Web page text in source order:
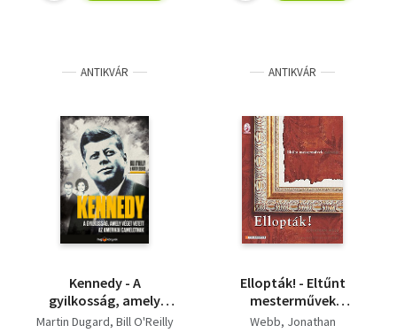
ANTIKVÁR
Kennedy - A
gyilkosság, amely
véget vetett az
Martin Dugard Bill O'Reilly
ANTIKVÁR
Ellopták! - Eltűnt
mesterművek
galériája
Webb, Jonathan